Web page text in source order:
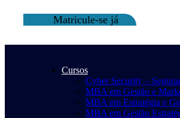
Matricule-se já
Cursos
Cyber Security –
MBA em Gestão e
MBA em Estratégia e
MBA em Gestão